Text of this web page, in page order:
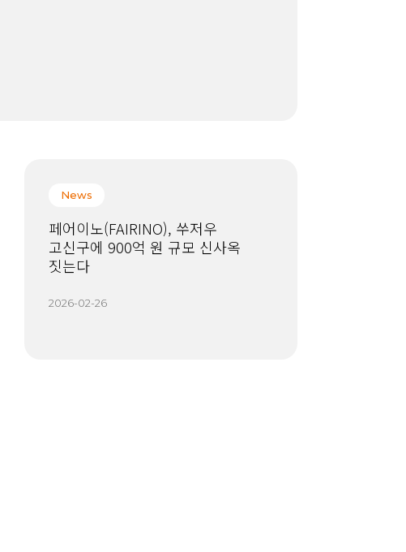
News
페어이노(FAIRINO), 쑤저우
고신구에 900억 원 규모 신사옥
짓는다
2026-02-26